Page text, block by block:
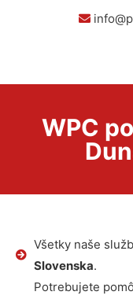
WPC
Všetky naše
Slovenska.
Potrebujete